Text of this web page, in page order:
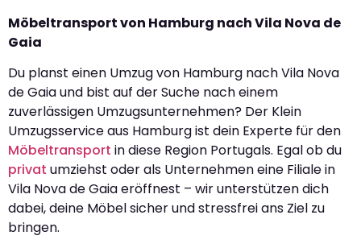
Möbeltransport von Hamburg nach Vila Nova de
Gaia
Du planst einen Umzug von Hamburg nach Vila Nova
de Gaia und bist auf der Suche nach einem
zuverlässigen Umzugsunternehmen? Der Klein
Umzugsservice aus Hamburg ist dein Experte für den
Möbeltransport in diese Region Portugals. Egal ob du
privat umziehst oder als Unternehmen eine Filiale in
Vila Nova de Gaia eröffnest – wir unterstützen dich
dabei, deine Möbel sicher und stressfrei ans Ziel zu
bringen.